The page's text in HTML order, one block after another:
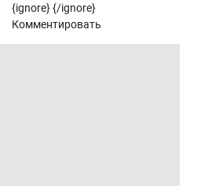
{ignore}{/ignore}
Комментировать